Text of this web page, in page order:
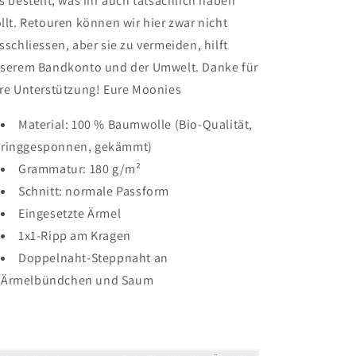
Retouren können wir hier zwar nicht
aber sie zu vermeiden, hilft
Bandkonto und der Umwelt. Danke für
Unterstützung! Eure Moonies
Material: 100 % Baumwolle (Bio-Qualität,
ringgesponnen, gekämmt)
Grammatur: 180 g/m²
Schnitt: normale Passform
Eingesetzte Ärmel
1x1-Ripp am Kragen
Doppelnaht-Steppnaht an
Ärmelbündchen und Saum